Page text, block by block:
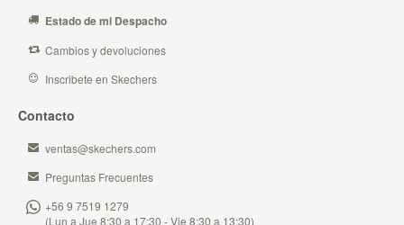
Estado de mi Despacho
Cambios y devoluciones
Inscribete en Skechers
Contacto
ventas@skechers.com
Preguntas Frecuentes
+56 9 7519 1279
(Lun a Jue 8:30 a 17:30 - Vie 8:30 a 13:30)